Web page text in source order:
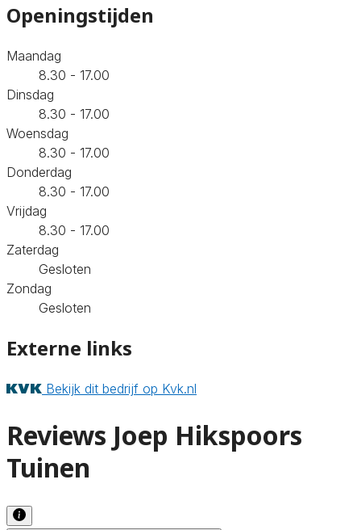
Openingstijden
Maandag
8.30 - 17.00
Dinsdag
8.30 - 17.00
Woensdag
8.30 - 17.00
Donderdag
8.30 - 17.00
Vrijdag
8.30 - 17.00
Zaterdag
Gesloten
Zondag
Gesloten
Externe links
Bekijk dit bedrijf op Kvk.nl
Reviews Joep Hikspoors
Tuinen